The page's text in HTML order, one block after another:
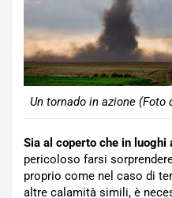
Un tornado in azione (Foto
Sia al coperto che in luoghi
pericoloso farsi
proprio come nel caso di
altre calamità simili, è